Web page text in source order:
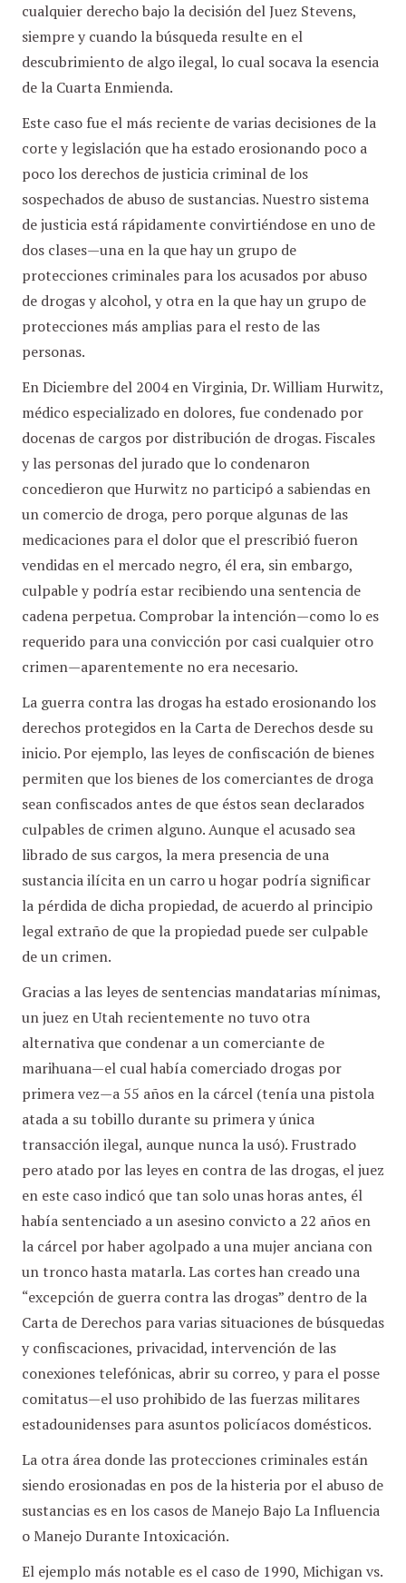
cualquier derecho bajo la decisión del Juez Stevens,
siempre y cuando la búsqueda resulte en el
descubrimiento de algo ilegal, lo cual socava la esencia
de la Cuarta Enmienda.
Este caso fue el más reciente de varias decisiones de la
corte y legislación que ha estado erosionando poco a
poco los derechos de justicia criminal de los
sospechados de abuso de sustancias. Nuestro sistema
de justicia está rápidamente convirtiéndose en uno de
dos clases—una en la que hay un grupo de
protecciones criminales para los acusados por abuso
de drogas y alcohol, y otra en la que hay un grupo de
protecciones más amplias para el resto de las
personas.
En Diciembre del 2004 en Virginia, Dr. William Hurwitz,
médico especializado en dolores, fue condenado por
docenas de cargos por distribución de drogas. Fiscales
y las personas del jurado que lo condenaron
concedieron que Hurwitz no participó a sabiendas en
un comercio de droga, pero porque algunas de las
medicaciones para el dolor que el prescribió fueron
vendidas en el mercado negro, él era, sin embargo,
culpable y podría estar recibiendo una sentencia de
cadena perpetua. Comprobar la intención—como lo es
requerido para una convicción por casi cualquier otro
crimen—aparentemente no era necesario.
La guerra contra las drogas ha estado erosionando los
derechos protegidos en la Carta de Derechos desde su
inicio. Por ejemplo, las leyes de confiscación de bienes
permiten que los bienes de los comerciantes de droga
sean confiscados antes de que éstos sean declarados
culpables de crimen alguno. Aunque el acusado sea
librado de sus cargos, la mera presencia de una
sustancia ilícita en un carro u hogar podría significar
la pérdida de dicha propiedad, de acuerdo al principio
legal extraño de que la propiedad puede ser culpable
de un crimen.
Gracias a las leyes de sentencias mandatarias mínimas,
un juez en Utah recientemente no tuvo otra
alternativa que condenar a un comerciante de
marihuana—el cual había comerciado drogas por
primera vez—a 55 años en la cárcel (tenía una pistola
atada a su tobillo durante su primera y única
transacción ilegal, aunque nunca la usó). Frustrado
pero atado por las leyes en contra de las drogas, el juez
en este caso indicó que tan solo unas horas antes, él
había sentenciado a un asesino convicto a 22 años en
la cárcel por haber agolpado a una mujer anciana con
un tronco hasta matarla. Las cortes han creado una
“excepción de guerra contra las drogas” dentro de la
Carta de Derechos para varias situaciones de búsquedas
y confiscaciones, privacidad, intervención de las
conexiones telefónicas, abrir su correo, y para el posse
comitatus—el uso prohibido de las fuerzas militares
estadounidenses para asuntos policíacos domésticos.
La otra área donde las protecciones criminales están
siendo erosionadas en pos de la histeria por el abuso de
sustancias es en los casos de Manejo Bajo La Influencia
o Manejo Durante Intoxicación.
El ejemplo más notable es el caso de 1990, Michigan vs.